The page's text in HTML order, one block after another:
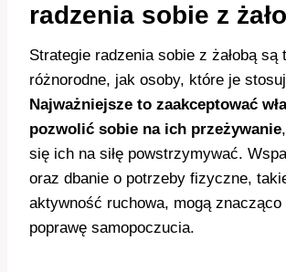
radzenia sobie z
Strategie radzenia sobie z żałobą są
różnorodne, jak osoby, które je
Najważniejsze to zaakceptować
pozwolić sobie na ich przeżywanie
się ich na siłę powstrzymywać.
oraz dbanie o potrzeby fizyczne,
aktywność ruchowa, mogą znacząco
poprawę samopoczucia.